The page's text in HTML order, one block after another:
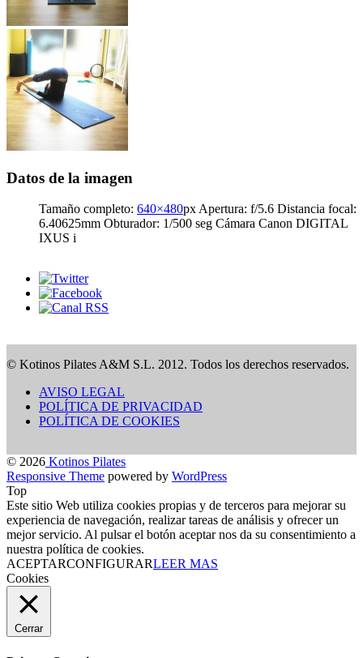
Datos de la imagen
Tamaño completo: 640×480px Apertura: f/5.6 Distancia focal:
6.40625mm Obturador: 1/500 seg Cámara Canon DIGITAL
IXUS i
© Kotinos Pilates A&M S.L. 2012. Todos los derechos reservados.
AVISO LEGAL
POLÍTICA DE PRIVACIDAD
POLÍTICA DE COOKIES
© 2026 Kotinos Pilates
Responsive Theme powered by WordPress
Top
Este sitio Web utiliza cookies propias y de terceros para mejorar su
experiencia de navegación, realizar tareas de análisis y ofrecer un
mejor servicio. Al pulsar el botón aceptar nos da su consentimiento a
nuestra política de cookies.
ACEPTARCONFIGURARLEER MAS
Cookies
Cerrar